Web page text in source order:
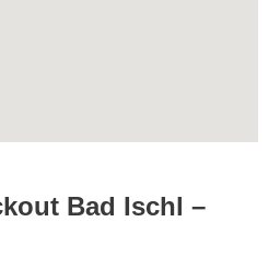
Bad Ischl –